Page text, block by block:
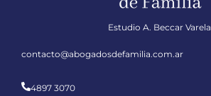
Estudio A. Beccar Varela
contacto@abogadosdefamilia.com.ar
4897 3070